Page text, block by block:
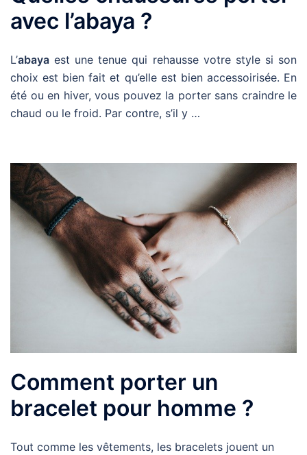
avec l’abaya ?
L’abaya est une tenue qui rehausse votre style si son
choix est bien fait et qu’elle est bien accessoirisée. En
été ou en hiver, vous pouvez la porter sans craindre le
chaud ou le froid. Par contre, s’il y …
Comment porter un
bracelet pour homme ?
Tout comme les vêtements, les bracelets jouent un